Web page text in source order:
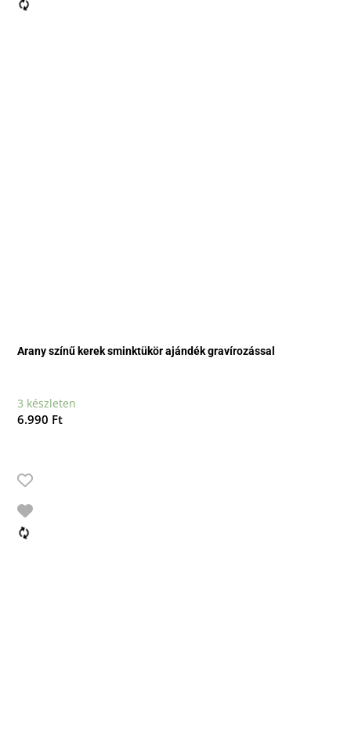
Arany színű kerek sminktükör ajándék gravírozással
3 készleten
6.990 Ft